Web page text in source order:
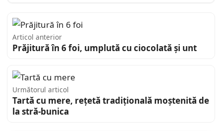
Articol anterior
Prăjitură în 6 foi, umplută cu ciocolată și unt
Următorul articol
Tartă cu mere, rețetă tradițională moștenită de
la stră-bunica